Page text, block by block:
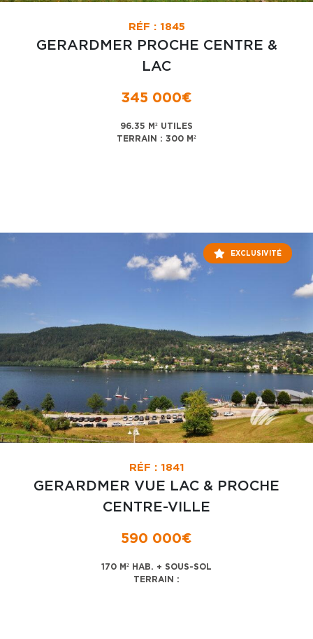
RÉF : 1845
GERARDMER PROCHE CENTRE &
LAC
345 000€
96.35 M² UTILES
TERRAIN : 300 M²
EXCLUSIVITÉ
RÉF : 1841
GERARDMER VUE LAC & PROCHE
CENTRE-VILLE
590 000€
170 M² HAB. + SOUS-SOL
TERRAIN :